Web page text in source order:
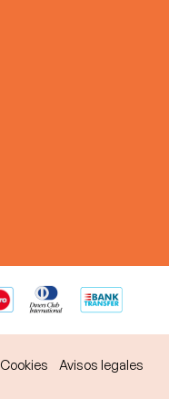
Cookies
Avisos legales